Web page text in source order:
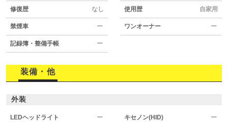
修復歴 なし 使用歴 自家用
禁煙車 ー ワンオーナー ー
記録簿・整備手帳 ー
装備・他
外装
LEDヘッドライト ー キセノン(HID) ー